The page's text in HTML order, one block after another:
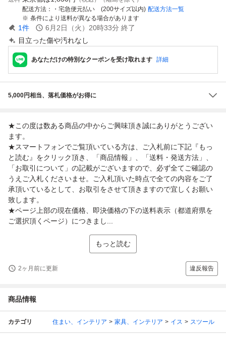
配送方法
・宅急便元払い (200サイズ以内) 配送方法一覧
条件により送料が異なる場合があります
1件 6月2日（火）20時33分 終了
目立った傷や汚れなし
あなただけの特別なクーポンを受け取れます 詳細
5,000円相当、落札価格がお得に
★この度は数ある商品の中からご興味頂き誠にありがとうござい
ます。
★スマートフォンでご覧頂いている方は、ご入札前に下記『もっ
と読む』をクリック頂き、「商品情報」、「送料・発送方法」、
「お取引について」の記載がございますので、必ず全てご確認の
うえご入札くださいませ。ご入札頂いた時点で全ての内容をご了
承頂いているとして、お取引をさせて頂きますので宜しくお願い
致します。
★ページ上部の現在価格、即決価格の下の送料表示（都道府県を
ご選択頂くページ）につきまし...
もっと読む
2ヶ月前に更新 違反報告
商品情報
カテゴリ 住まい、インテリア 家具、インテリア イス スツール